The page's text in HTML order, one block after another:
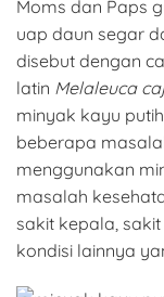
Moms dan Paps
uap daun segar
disebut dengan
latin Melaleuca
minyak kayu
beberapa
menggunakan
masalah
sakit kepala, sakit
kondisi lainnya